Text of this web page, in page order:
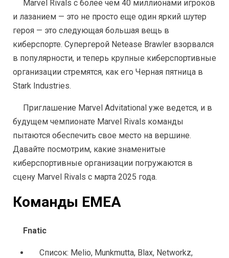
Marvel Rivals с более чем 40 миллионами игроков
и лазанием — это не просто еще один яркий шутер
героя — это следующая большая вещь в
киберспорте. Супергерой Netease Brawler взорвался
в популярности, и теперь крупные киберспортивные
организации стремятся, как его Черная пятница в
Stark Industries.
Приглашение Marvel Advitational уже ведется, и в
будущем чемпионате Marvel Rivals команды
пытаются обеспечить свое место на вершине.
Давайте посмотрим, какие знаменитые
киберспортивные организации погружаются в
сцену Marvel Rivals с марта 2025 года.
Команды EMEA
Fnatic
Список: Melio, Munkmutta, Blax, Networkz,